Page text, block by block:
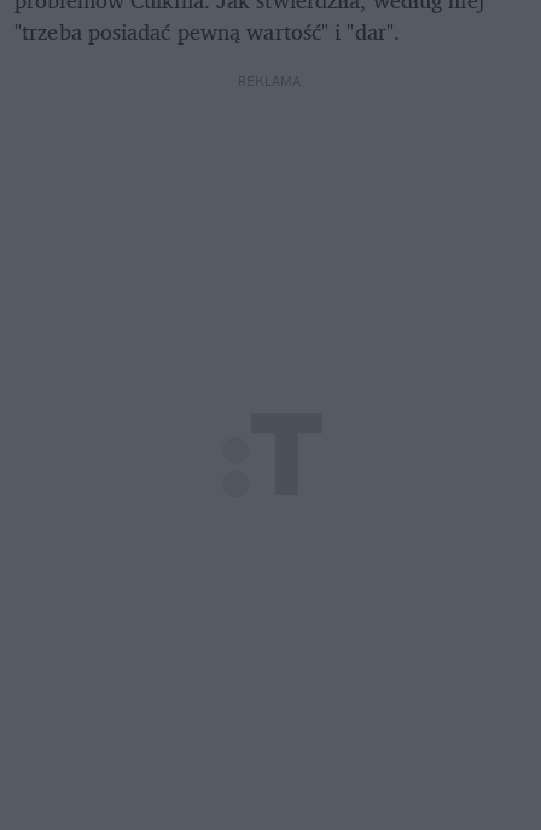
"trzeba posiadać pewną wartość" i "dar".
REKLAMA